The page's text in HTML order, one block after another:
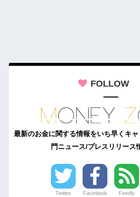
FOLLOW
最新のお金に関する情報をいち早くキ
門ニュース/プレスリリース
Twitter Facebook Feedly